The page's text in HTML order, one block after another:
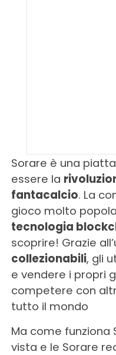
Sorare è una
essere la
fantacalcio. La
gioco molto
tecnologia
scoprire! Grazie
collezionabili, gli
e vendere i propri
competere con
tutto il mondo
Ma come funziona
vista e le Sorare